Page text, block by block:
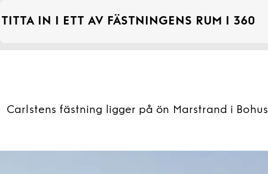
TITTA IN I ETT AV FÄSTNINGENS RUM I 360
Carlstens fästning ligger på ön Marstrand i